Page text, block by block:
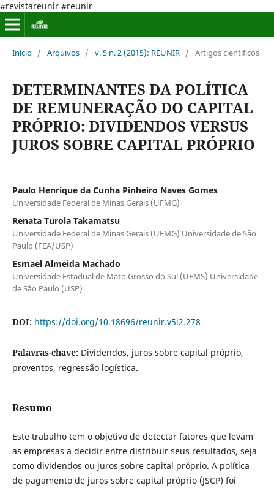
#revistareunir #reunir
Início / Arquivos / v. 5 n. 2 (2015): REUNIR / Artigos científicos
DETERMINANTES DA POLÍTICA
DE REMUNERAÇÃO DO CAPITAL
PRÓPRIO: DIVIDENDOS VERSUS
JUROS SOBRE CAPITAL PRÓPRIO
Paulo Henrique da Cunha Pinheiro Naves Gomes
Universidade Federal de Minas Gerais (UFMG)
Renata Turola Takamatsu
Universidade Federal de Minas Gerais (UFMG) Universidade de São
Paulo (FEA/USP)
Esmael Almeida Machado
Universidade Estadual de Mato Grosso do Sul (UEMS) Universidade
de São Paulo (USP)
DOI: https://doi.org/10.18696/reunir.v5i2.278
Palavras-chave: Dividendos, juros sobre capital próprio,
proventos, regressão logística.
Resumo
Este trabalho tem o objetivo de detectar fatores que levam
as empresas a decidir entre distribuir seus resultados, seja
como dividendos ou juros sobre capital próprio. A política
de pagamento de juros sobre capital próprio (JSCP) foi